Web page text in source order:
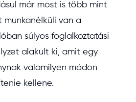
már most is több mint
munkanélküli van a
súlyos foglalkoztatási
alakult ki, amit egy
valamilyen módon
kellene.